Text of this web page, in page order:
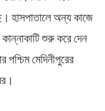
হাসপাতালে অন্য কাজে
কান্নাকাটি শুরু করে দেন
পশ্চিম মেদিনীপুরের